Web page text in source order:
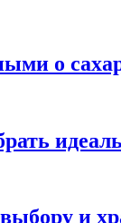
о
выбору и